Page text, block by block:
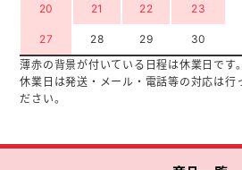
20 21 22 23
27 28 29
30
薄赤の背景が付いている日程は休業日です。
休業日は発送・メール・電話等の対応は行
ださい。